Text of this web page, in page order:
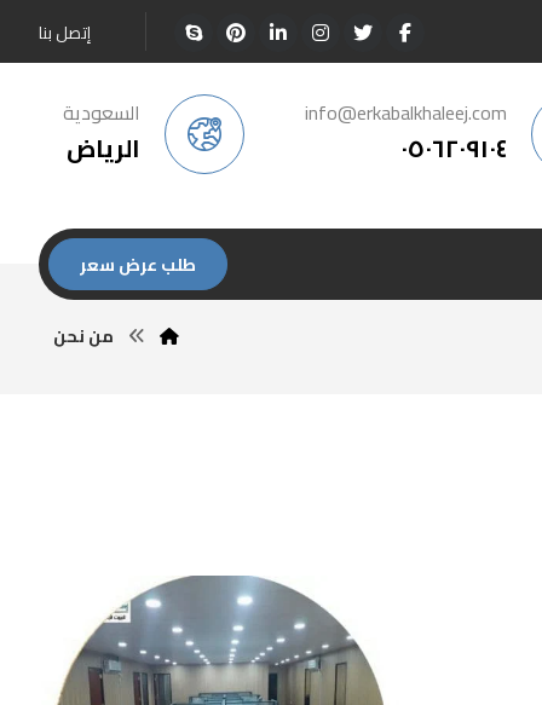
إتصل بنا
السعودية
الرياض
info@erkabalkhaleej.com
٠٥٠٦٢٠٩١٠٤
طلب عرض سعر
من نحن